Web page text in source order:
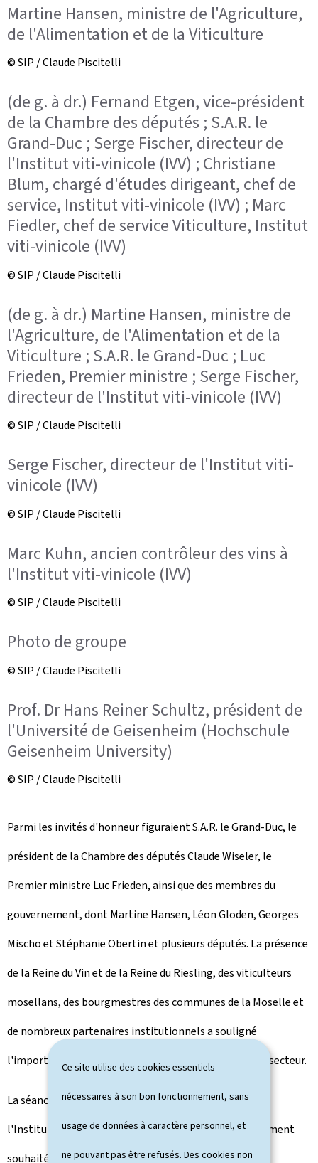
Ce site utilise des cookies essentiels
nécessaires à son bon fonctionnement, sans
usage de données à caractère personnel, et
ne pouvant pas être refusés. Des cookies non
Martine Hansen, ministre de l'Agriculture,
de l'Alimentation et de la Viticulture
© SIP / Claude Piscitelli
(de g. à dr.) Fernand Etgen, vice-président
de la Chambre des députés ; S.A.R. le
Grand-Duc ; Serge Fischer, directeur de
l'Institut viti-vinicole (IVV) ; Christiane
Blum, chargé d'études dirigeant, chef de
service, Institut viti-vinicole (IVV) ; Marc
Fiedler, chef de service Viticulture, Institut
viti-vinicole (IVV)
© SIP / Claude Piscitelli
(de g. à dr.) Martine Hansen, ministre de
l'Agriculture, de l'Alimentation et de la
Viticulture ; S.A.R. le Grand-Duc ; Luc
Frieden, Premier ministre ; Serge Fischer,
directeur de l'Institut viti-vinicole (IVV)
© SIP / Claude Piscitelli
Serge Fischer, directeur de l'Institut viti-
vinicole (IVV)
© SIP / Claude Piscitelli
Marc Kuhn, ancien contrôleur des vins à
l'Institut viti-vinicole (IVV)
© SIP / Claude Piscitelli
Photo de groupe
© SIP / Claude Piscitelli
Prof. Dr Hans Reiner Schultz, président de
l'Université de Geisenheim (Hochschule
Geisenheim University)
© SIP / Claude Piscitelli
Parmi les invités d'honneur figuraient S.A.R. le Grand-Duc, le
président de la Chambre des députés Claude Wiseler, le
Premier ministre Luc Frieden, ainsi que des membres du
gouvernement, dont Martine Hansen, Léon Gloden, Georges
Mischo et Stéphanie Obertin et plusieurs députés. La présence
de la Reine du Vin et de la Reine du Riesling, des viticulteurs
mosellans, des bourgmestres des communes de la Moselle et
de nombreux partenaires institutionnels a souligné
l'importance de cette célébration pour l'ensemble du secteur.
La séance académique a été ouverte par le directeur de
l'Institut viti-vinicole, Serge Fischer, qui a chaleureusement
souhaité la bienvenue aux invités.